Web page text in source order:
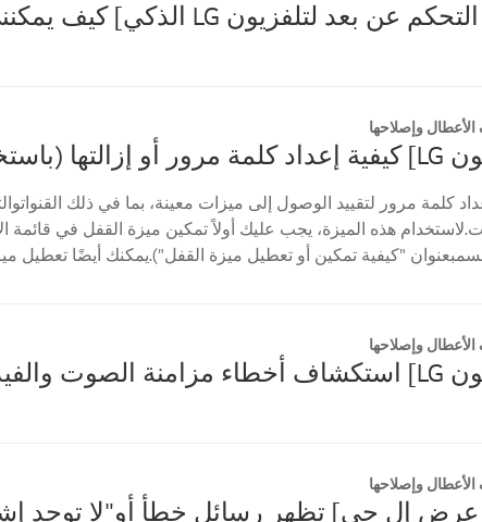
وإصلاحها
كلمة مرور لتقييد الوصول إلى ميزات معينة، بما في ذلك
هذه الميزة، يجب عليك أولاً تمكين ميزة القفل في قائمة
"كيفية تمكين أو تعطيل ميزة القفل").يمكنك أيضًا تعطيل
وإصلاحها
وإصلاحها